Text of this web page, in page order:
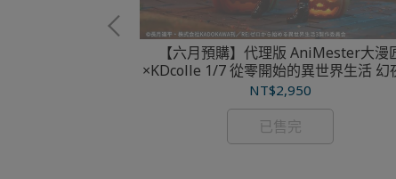
【六月預購】代理版 AniMester大漫
×KDcolle 1/7 從零開始的異世界生活 幻
法使 雷姆&拉姆 套組 附特典
NT$2,950
已售完